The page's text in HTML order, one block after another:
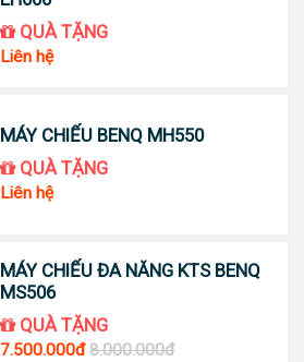
QUÀ TẶNG
Liên hệ
MÁY CHIẾU BENQ MH550
QUÀ TẶNG
Liên hệ
MÁY CHIẾU ĐA NĂNG KTS BENQ
MS506
QUÀ TẶNG
7.500.000đ 8.000.000đ